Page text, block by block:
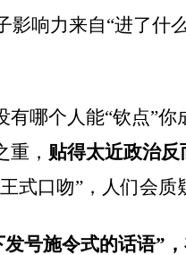
影响力来自“进了什
有哪个人能“钦点”你
重， 贴得太近政治反
式口吻”，人们会
发号施令式的话语”